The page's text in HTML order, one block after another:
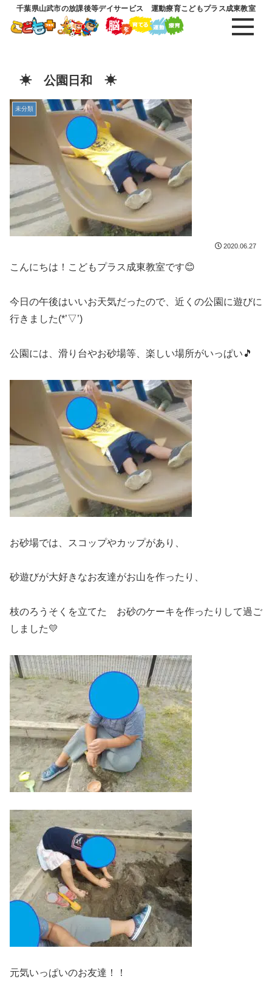
千葉県山武市の放課後等デイサービス 運動療育こどもプラス成東教室
☀ 公園日和 ☀
未分類
2020.06.27
こんにちは！こどもプラス成東教室です😊
今日の午後はいいお天気だったので、近くの公園に遊びに
行きました(*’▽’)
公園には、滑り台やお砂場等、楽しい場所がいっぱい🎵
お砂場では、スコップやカップがあり、
砂遊びが大好きなお友達がお山を作ったり、
枝のろうそくを立てた お砂のケーキを作ったりして過ご
しました💛
元気いっぱいのお友達！！